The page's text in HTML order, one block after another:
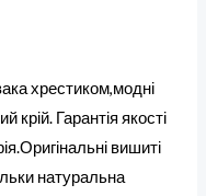
хрестиком,модні
крій. Гарантія якості
вишиті
натуральна